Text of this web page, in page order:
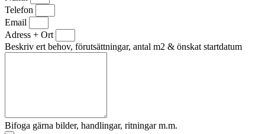
Telefon
Email
Adress + Ort
Beskriv ert behov, förutsättningar, antal m2 & önskat startdatum
Bifoga gärna bilder, handlingar, ritningar m.m.